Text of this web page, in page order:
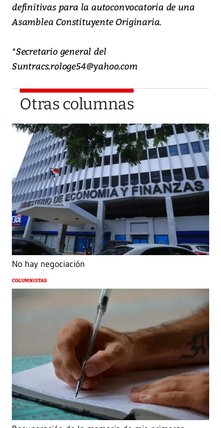
definitivas para la autoconvocatoria de una
Asamblea Constituyente Originaria.
*Secretario general del
Suntracs.rologe54@yahoo.com
Otras columnas
No hay negociación
COLUMNISTAS